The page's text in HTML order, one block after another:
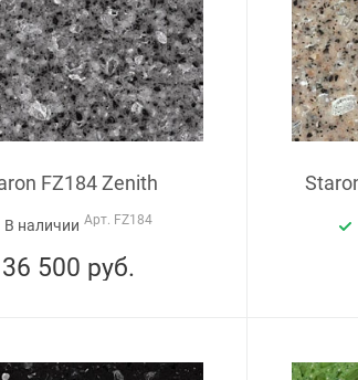
FZ184 Zenith
В наличии Арт. FZ184
36 500 руб.